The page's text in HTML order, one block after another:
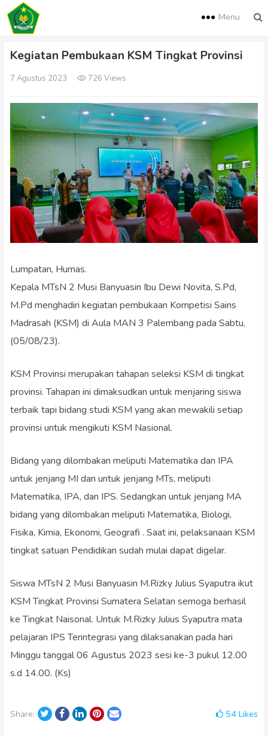
Menu
Kegiatan Pembukaan KSM Tingkat Provinsi
7 Agustus 2023 726 Views
Lumpatan, Humas.
Kepala MTsN 2 Musi Banyuasin Ibu Dewi Novita, S.Pd,
M.Pd menghadiri kegiatan pembukaan Kompetisi Sains
Madrasah (KSM) di Aula MAN 3 Palembang pada Sabtu,
(05/08/23).
KSM Provinsi merupakan tahapan seleksi KSM di tingkat
provinsi. Tahapan ini dimaksudkan untuk menjaring siswa
terbaik tapi bidang studi KSM yang akan mewakili setiap
provinsi untuk mengikuti KSM Nasional.
Bidang yang dilombakan meliputi Matematika dan IPA
untuk jenjang MI dan untuk jenjang MTs, meliputi
Matematika, IPA, dan IPS. Sedangkan untuk jenjang MA
bidang yang dilombakan meliputi Matematika, Biologi,
Fisika, Kimia, Ekonomi, Geografi . Saat ini, pelaksanaan KSM
tingkat satuan Pendidikan sudah mulai dapat digelar.
Siswa MTsN 2 Musi Banyuasin M.Rizky Julius Syaputra ikut
KSM Tingkat Provinsi Sumatera Selatan semoga berhasil
ke Tingkat Naisonal. Untuk M.Rizky Julius Syaputra mata
pelajaran IPS Terintegrasi yang dilaksanakan pada hari
Minggu tanggal 06 Agustus 2023 sesi ke-3 pukul 12.00
s.d 14.00. (Ks)
Share: TwitterFacebook
LinkedInPinterest
Email 54Likes